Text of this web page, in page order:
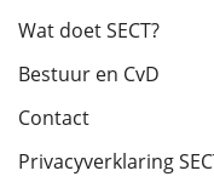
Wat doet SECT?
Bestuur en CvD
Contact
Privacyverklaring